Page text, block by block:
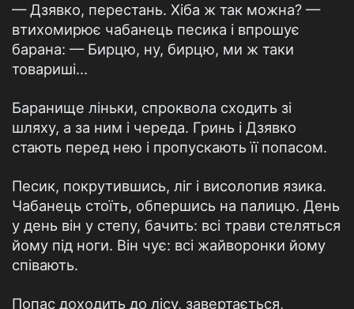
— Дзявко, перестань. Хіба ж так можна? —
втихомирює чабанець песика і впрошує
барана: — Бирцю, ну, бирцю, ми ж таки
товариші...
Баранище ліньки, спроквола сходить зі
шляху, а за ним і череда. Гринь і Дзявко
стають перед нею і пропускають її попасом.
Песик, покрутившись, ліг і висолопив язика.
Чабанець стоїть, обпершись на палицю. День
у день він у степу, бачить: всі трави стеляться
йому під ноги. Він чує: всі жайворонки йому
співають.
Попас доходить до лісу, завертається,